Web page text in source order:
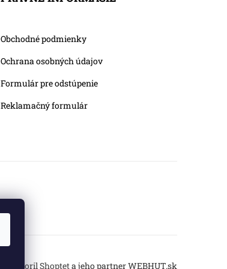
Obchodné podmienky
Ochrana osobných údajov
Formulár pre odstúpenie
Reklamačný formulár
Vytvoril Shopteta jeho partnerWEBHUT.sk